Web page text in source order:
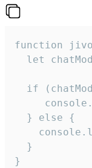
function
let
if
  } else {
  }
}